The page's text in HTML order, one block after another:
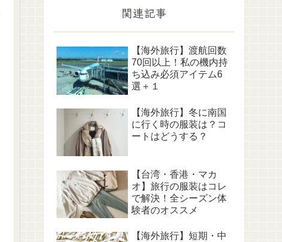
関連記事
【海外旅行】渡航回数
70回以上！私の機内持
ち込み必須アイテム6
選＋１
【海外旅行】冬に南国
に行く時の服装は？コ
ートはどうする？
【台湾・香港・マカ
オ】旅行の服装はコレ
で解決！全シーズン体
験者のオススメ
【海外旅行】短期・中